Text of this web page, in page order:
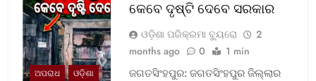
ଅପରାଧ ଓଡ଼ିଶା
କେବେ ଦୃଷ୍ଟି ଦେବେ ସରକାର
ଓଡ଼ିଶା ପରିକ୍ରମା ବ୍ୟୁରୋ
2
months ago
0 1 min
ଜଗତସିଂହପୁର: ଜଗତସିଂହପୁର ଜିଲ୍ଲାର